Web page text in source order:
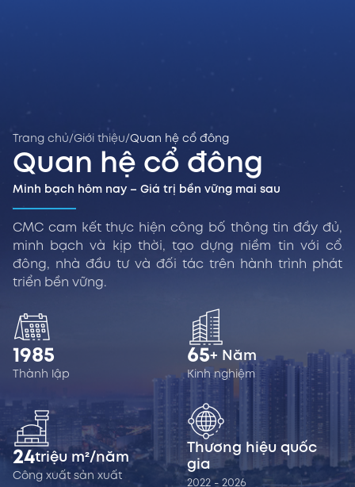
Trang chủ/Giới thiệu/Quan hệ cổ đông
Quan hệ cổ đông
Minh bạch hôm nay – Giá trị bền vững mai sau
CMC cam kết thực hiện công bố thông tin đầy đủ,
minh bạch và kịp thời, tạo dựng niềm tin với cổ
đông, nhà đầu tư và đối tác trên hành trình phát
triển bền vững.
1985
Thành lập
65+ Năm
Kinh nghiệm
24triệu m²/năm
Công xuất sản xuất
Thương hiệu quốc
gia
2022 - 2026